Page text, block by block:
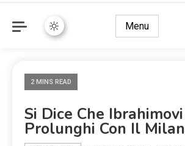
Menu
2 MINS READ
Si Dice Che Ibrahimovi
Prolunghi Con Il Milan